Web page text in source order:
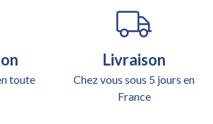
toute
Livraison
Chez vous sous 5 jours en
France